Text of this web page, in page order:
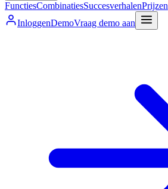
FunctiesCombinatiesSuccesverhalenPrijzen
InloggenDemoVraag demo aan